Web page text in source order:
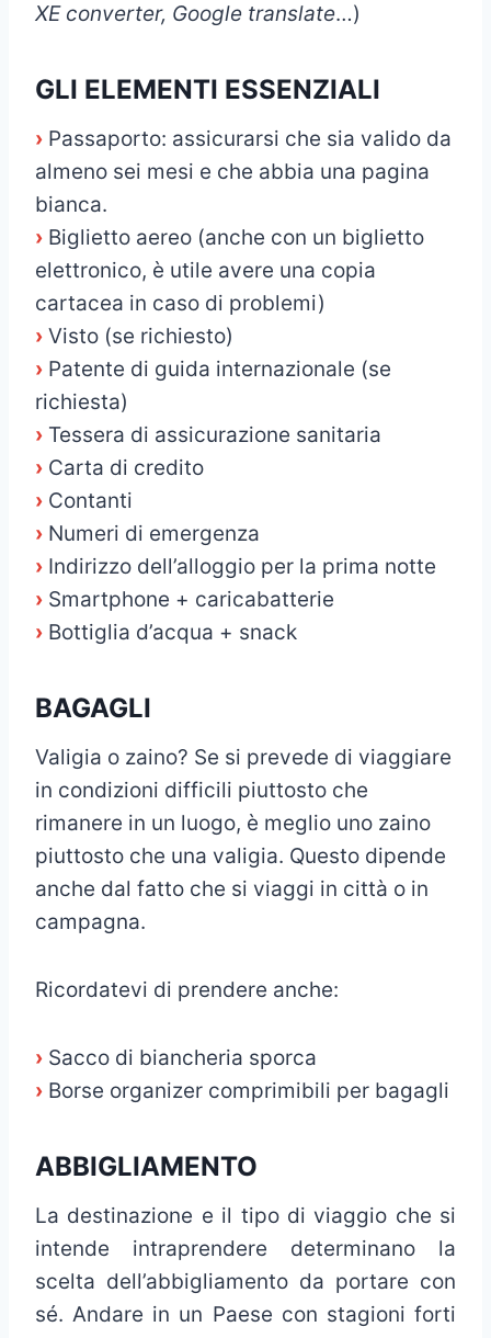
XE converter, Google translate…)
GLI ELEMENTI ESSENZIALI
› Passaporto: assicurarsi che sia valido da
almeno sei mesi e che abbia una pagina
bianca.
› Biglietto aereo (anche con un biglietto
elettronico, è utile avere una copia
cartacea in caso di problemi)
› Visto (se richiesto)
› Patente di guida internazionale (se
richiesta)
› Tessera di assicurazione sanitaria
› Carta di credito
› Contanti
› Numeri di emergenza
› Indirizzo dell’alloggio per la prima notte
› Smartphone + caricabatterie
› Bottiglia d’acqua + snack
BAGAGLI
Valigia o zaino? Se si prevede di viaggiare
in condizioni difficili piuttosto che
rimanere in un luogo, è meglio uno zaino
piuttosto che una valigia. Questo dipende
anche dal fatto che si viaggi in città o in
campagna.
Ricordatevi di prendere anche:
› Sacco di biancheria sporca
› Borse organizer comprimibili per bagagli
ABBIGLIAMENTO
La destinazione e il tipo di viaggio che si
intende intraprendere determinano la
scelta dell’abbigliamento da portare con
sé. Andare in un Paese con stagioni forti